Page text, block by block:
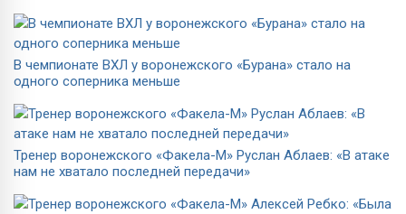
В чемпионате ВХЛ у воронежского «Бурана» стало на
одного соперника меньше
Тренер воронежского «Факела-М» Руслан Аблаев: «В атаке
нам не хватало последней передачи»